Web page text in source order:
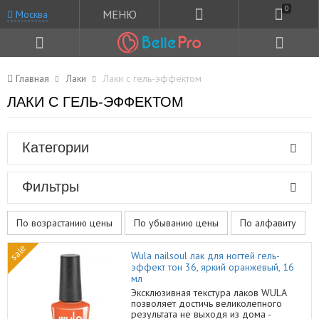
Москва МЕНЮ 0
Главная Лаки Лаки с гель-эффектом
ЛАКИ С ГЕЛЬ-ЭФФЕКТОМ
Категории
Фильтры
По возрастанию цены По убыванию цены По алфавиту
sale
Wula nailsoul лак для ногтей гель-
эффект тон 36, яркий оранжевый, 16
мл
Эксклюзивная текстура лаков WULA
позволяет достичь великолепного
результата не выходя из дома -